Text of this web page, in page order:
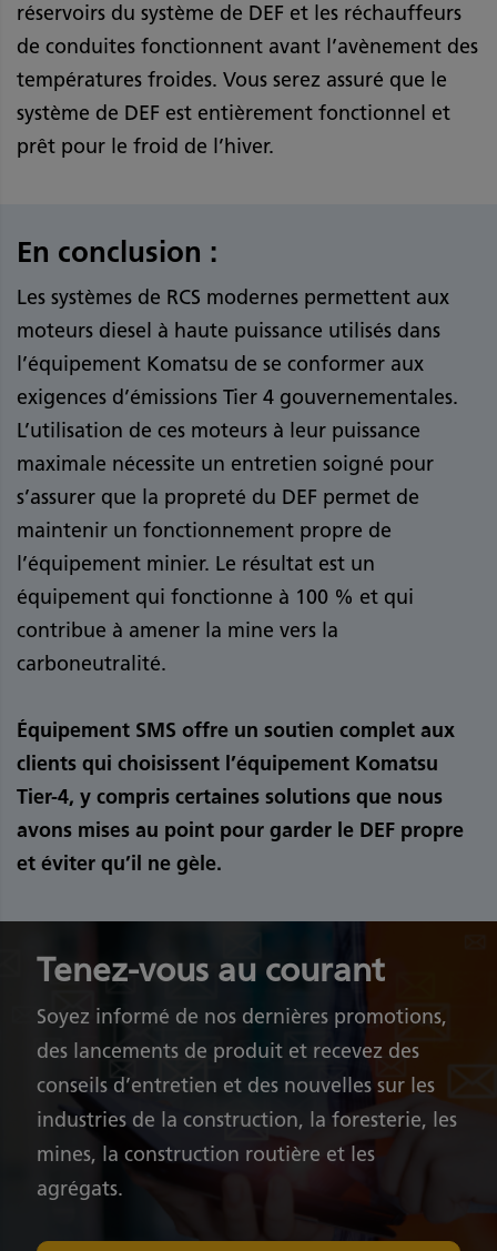
réservoirs du système de DEF et les réchauffeurs
de conduites fonctionnent avant l’avènement des
températures froides. Vous serez assuré que le
système de DEF est entièrement fonctionnel et
prêt pour le froid de l’hiver.
En conclusion :
Les systèmes de RCS modernes permettent aux
moteurs diesel à haute puissance utilisés dans
l’équipement Komatsu de se conformer aux
exigences d’émissions Tier 4 gouvernementales.
L’utilisation de ces moteurs à leur puissance
maximale nécessite un entretien soigné pour
s’assurer que la propreté du DEF permet de
maintenir un fonctionnement propre de
l’équipement minier. Le résultat est un
équipement qui fonctionne à 100 % et qui
contribue à amener la mine vers la
carboneutralité.
Équipement SMS offre un soutien complet aux
clients qui choisissent l’équipement Komatsu
Tier-4, y compris certaines solutions que nous
avons mises au point pour garder le DEF propre
et éviter qu’il ne gèle.
Tenez-vous au courant
Soyez informé de nos dernières promotions,
des lancements de produit et recevez des
conseils d’entretien et des nouvelles sur les
industries de la construction, la foresterie, les
mines, la construction routière et les
agrégats.